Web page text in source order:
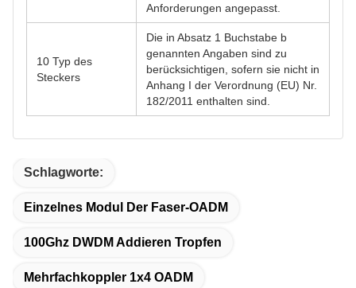
Anforderungen angepasst.
10 Typ des
Steckers
Die in Absatz 1 Buchstabe b
genannten Angaben sind zu
berücksichtigen, sofern sie nicht in
Anhang I der Verordnung (EU) Nr.
182/2011 enthalten sind.
Schlagworte:
Einzelnes Modul Der Faser-OADM
100Ghz DWDM Addieren Tropfen
Mehrfachkoppler 1x4 OADM